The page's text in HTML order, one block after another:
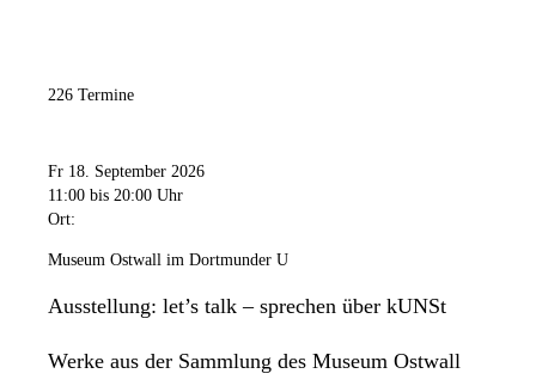
226 Termine
Fr 18. September 2026
11:00 bis 20:00 Uhr
Ort:
Museum Ostwall im Dortmunder U
Ausstellung: let’s talk – sprechen über kUNSt
Werke aus der Sammlung des Museum Ostwall